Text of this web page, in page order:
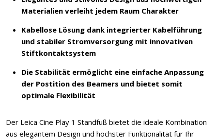
Materialien verleiht jedem Raum Charakter
Kabellose Lösung dank integrierter Kabelführung
und stabiler Stromversorgung mit innovativen
Stiftkontaktsystem
Die Stabilität ermöglicht eine einfache Anpassung
der Postition des Beamers und bietet somit
optimale Flexibilität
Der Leica Cine Play 1 Standfuß bietet die ideale Kombination
aus elegantem Design und höchster Funktionalität für Ihr